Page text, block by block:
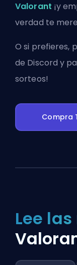
Valorant ¡y
verdad te
O si prefieres,
de Discord y
sorteos!
Compra
Lee